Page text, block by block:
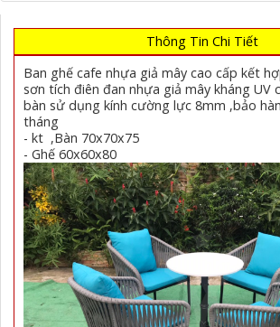
Thông Tin Chi Tiết
Ban ghế cafe nhựa giả mây cao cấp kết
sơn tích điên đan nhựa giả mây kháng UV
bàn sử dụng kính cường lực 8mm ,bảo
tháng
- kt ,Bàn 70x70x75
- Ghế 60x60x80